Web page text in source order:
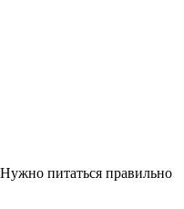
Нужно питаться правильно